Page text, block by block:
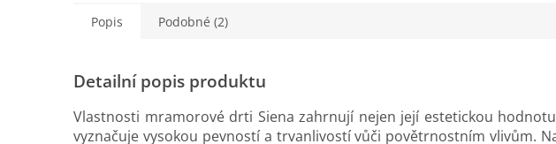
Popis Podobné (2)
Detailní popis produktu
Vlastnosti mramorové drti Siena zahrnují nejen její estetickou
vyznačuje vysokou pevností a trvanlivostí vůči povětrnostním vlivům.